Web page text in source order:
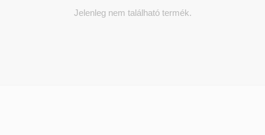
Jelenleg nem található termék.